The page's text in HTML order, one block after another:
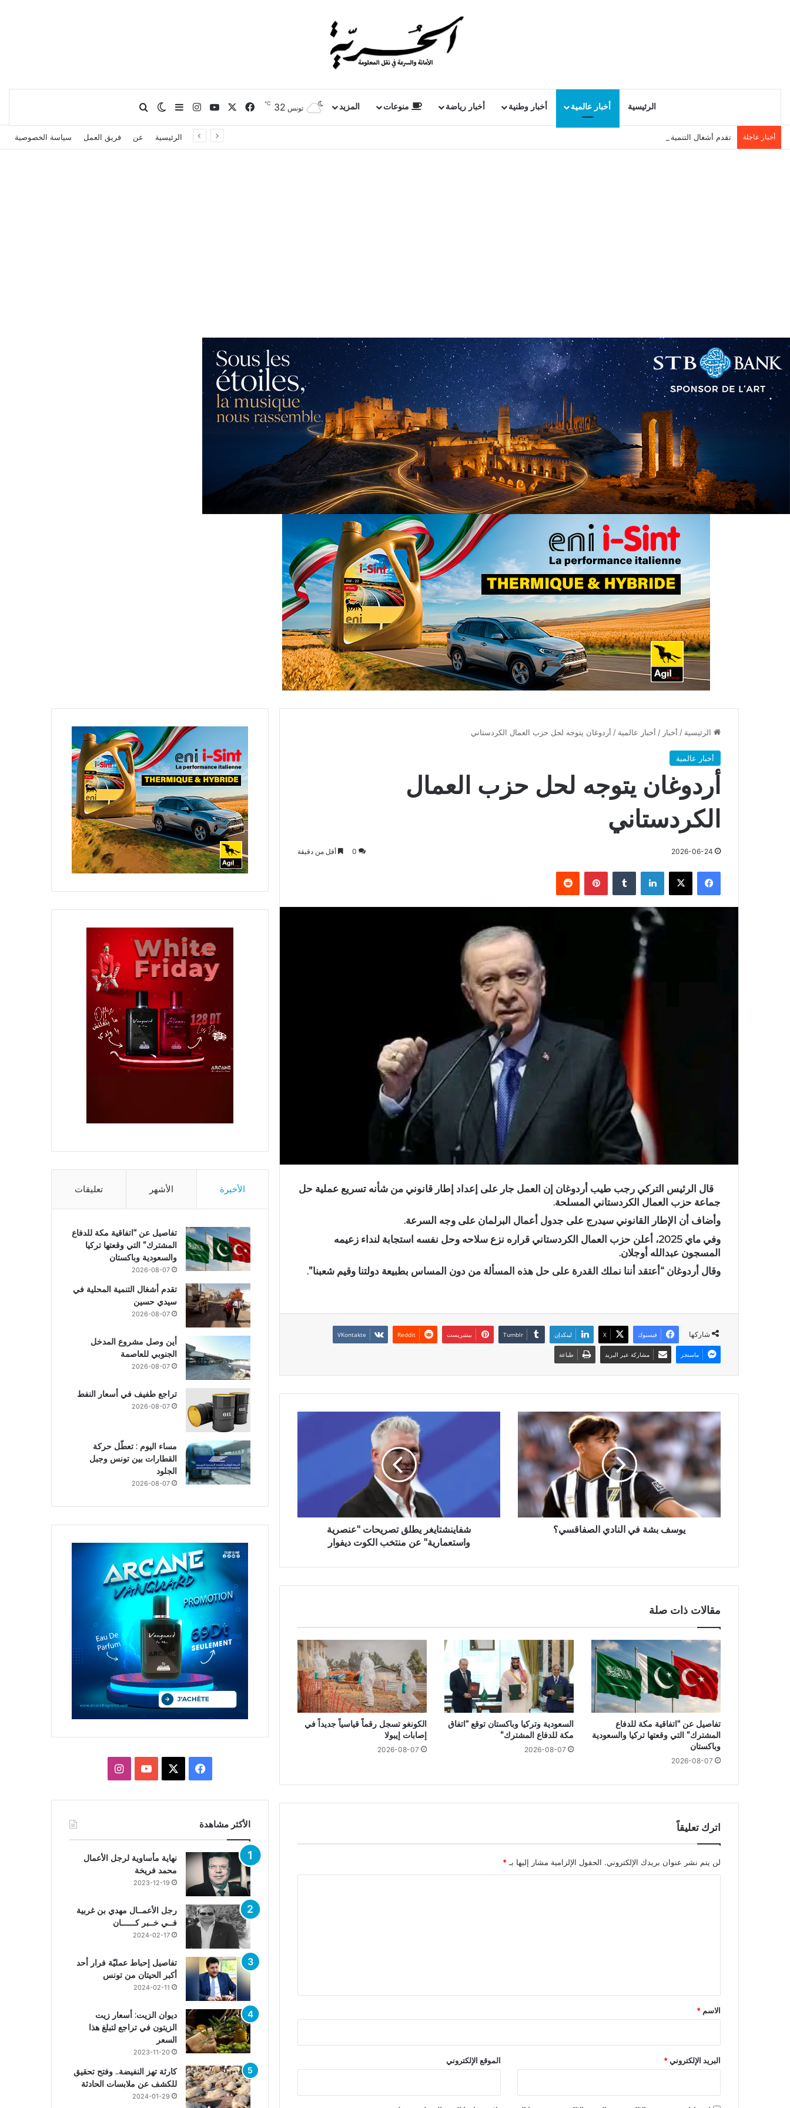
الرئيسية أخبار عالمية أخبار وطنية أخبار رياضة منوعات المزيد تونس 32
℃ فيسبوك يوتيوبانستقرامإضافة عمود جانبي
الوضع المظلم
بحث عن
أخبار عاجلة تقدم أشغال التنمية المحلية في سيدي حسين الرئيسية عن فريق العمل سياسة الخصوصية
الرئيسية / أخبار / أخبار عالمية / أردوغان يتوجه لحل حزب العمال الكردستاني
أخبار عالمية
أردوغان يتوجه لحل حزب العمال
الكردستاني
2026-06-24
0 أقل من دقيقة
فيسبوك X لينكدإن بينتيريست
قال الرئيس التركي رجب طيب أردوغان إن العمل جار على إعداد إطار قانوني من شأنه تسريع عملية حل
جماعة حزب العمال الكردستاني المسلحة.
وأضاف أن الإطار القانوني سيدرج على جدول أعمال البرلمان على وجه السرعة.
وفي ماي 2025، أعلن حزب العمال الكردستاني قراره نزع سلاحه وحل نفسه استجابة لنداء زعيمه
المسجون عبدالله أوجلان.
وقال أردوغان “أعتقد أننا نملك القدرة على حل هذه المسألة من دون المساس بطبيعة دولتنا وقيم شعبنا”.
شاركها فيسبوك X لينكدإن بينتيريست
ماسنجر مشاركة عبر البريد طباعة
يوسف بشة في النادي الصفاقسي؟
شفاينشتايغر يطلق تصريحات "عنصرية
واستعمارية" عن منتخب الكوت ديفوار
مقالات ذات صلة
تفاصيل عن “اتفاقية مكة للدفاع
المشترك” التي وقعتها تركيا والسعودية
وباكستان
2026-08-07
السعودية وتركيا وباكستان توقع “اتفاق
مكة للدفاع المشترك”
2026-08-07
الكونغو تسجل رقماً قياسياً جديداً في
إصابات إيبولا
2026-08-07
اترك تعليقاً
لن يتم نشر عنوان بريدك الإلكتروني. الحقول الإلزامية مشار إليها بـ*
*
الاسم *
البريد الإلكتروني* الموقع الإلكتروني
الأخيرة الأشهر تعليقات
تفاصيل عن “اتفاقية مكة للدفاع
المشترك” التي وقعتها تركيا
والسعودية وباكستان
2026-08-07
تقدم أشغال التنمية المحلية في
سيدي حسين
2026-08-07
أين وصل مشروع المدخل
الجنوبي للعاصمة
2026-08-07
تراجع طفيف في أسعار النفط
2026-08-07
مساء اليوم : تعطّل حركة
القطارات بين تونس وجبل
الجلود
2026-08-07
فيسبوك يوتيوبانستقرام
الأكثر مشاهدة
نهاية مأساوية لرجل الأعمال
محمد فريخة
2023-12-19
رجل الأعمــال مهدي بن غربية
فــي خــبر كــــــان
2024-02-17
تفاصيل إحباط عمليّة فرار أحد
أكبر الحيتان من تونس
2024-02-11
ديوان الزيت: أسعار زيت
الزيتون في تراجع لتبلغ هذا
السعر
2023-11-20
كارثة تهز النفيضة.. وفتح تحقيق
للكشف عن ملابسات الحادثة
2024-01-29